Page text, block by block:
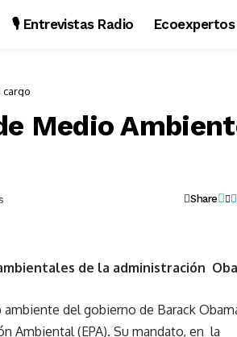
🎙️ Entrevistas Radio Ecoexpertos
cargo
Medio
Share
de la administración
del gobierno de Barack
Ambiental (EPA). Su mandato, en la